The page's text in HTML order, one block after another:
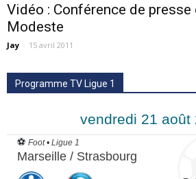
Vidéo : Conférence de presse
Modeste
Jay - 15 avril 2011
Programme TV Ligue 1